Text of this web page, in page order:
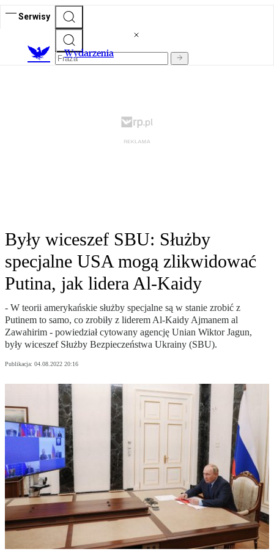
Serwisy
Wydarzenia
Były wiceszef SBU: Służby
specjalne USA mogą zlikwidować
Putina, jak lidera Al-Kaidy
- W teorii amerykańskie służby specjalne są w stanie zrobić z
Putinem to samo, co zrobiły z liderem Al-Kaidy Ajmanem al
Zawahirim - powiedział cytowany agencję Unian Wiktor Jagun,
były wiceszef Służby Bezpieczeństwa Ukrainy (SBU).
Publikacja: 04.08.2022 20:16